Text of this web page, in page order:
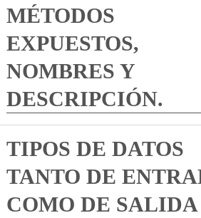
MÉTODOS
EXPUESTOS,
NOMBRES Y
DESCRIPCIÓN.
TIPOS DE DATOS
TANTO DE
COMO DE SALIDA